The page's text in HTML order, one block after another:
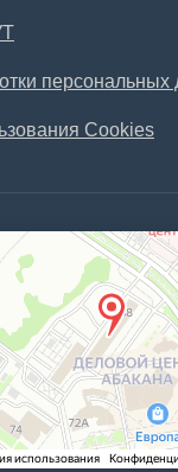
персональных
Cookies